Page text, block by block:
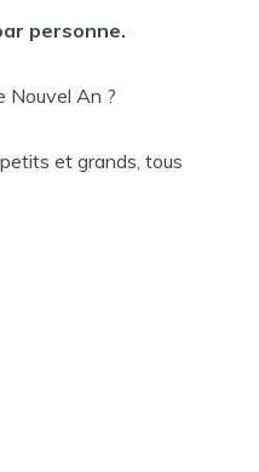
personne.
Nouvel An ?
et grands, tous